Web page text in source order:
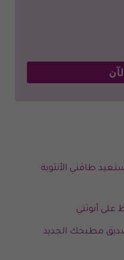
طاقتي الأنثوية
أنوثتي
مطبخك الجديد